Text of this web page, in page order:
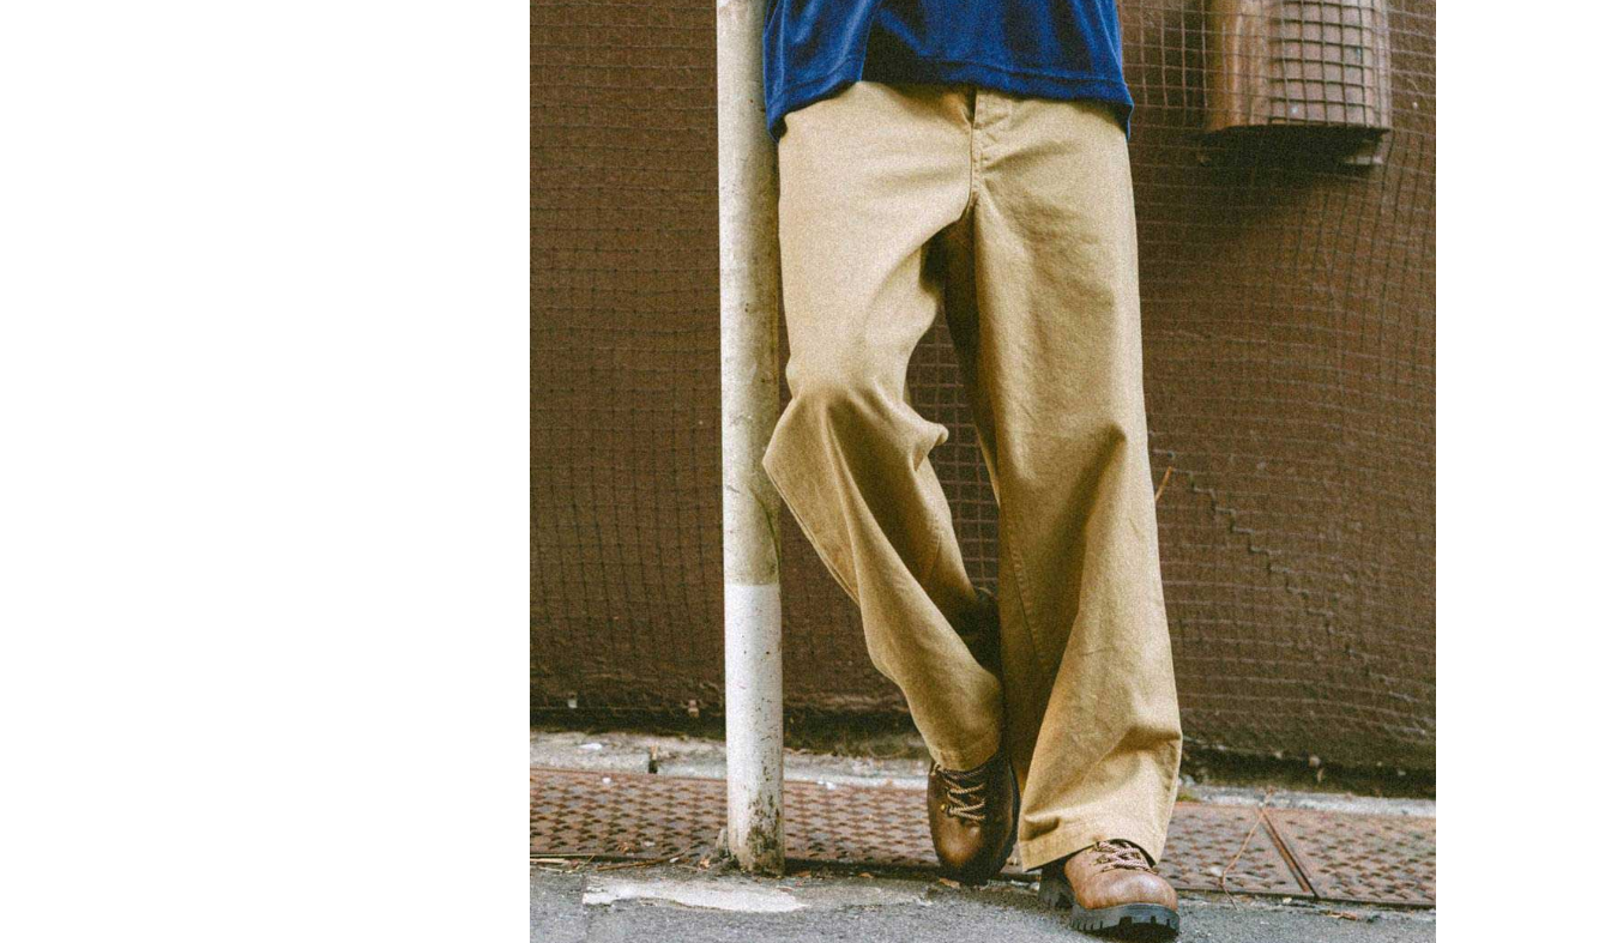
【注意事項】
１．透過由恩沛科技股份有限公司提供之「AFTEE先享後付」服務完成之
交易，需依本服務之必要範圍內提供個人資料，並將交易相關給付款項請
求債權轉讓予恩沛科技股份有限公司。
２．關於個人資料處理事宜，請瀏覽以下網址：https://aftee.tw/terms/#terms3
３．未成年的使用者請事先徵得法定代理人或監護人之同意方可使用
「AFTEE先享後付」，若未經同意申辦者引起之損失，本公司不負相關責
任。
４．使用「AFTEE先享後付」時，將依據個別帳號之用戶狀況，依本公司
即時審查核予不同之上限額度；若仍有額度不足之情形，本公司將視審查
結果請求用戶進行身份認證。
５．嚴禁一人註冊多個帳號或使用他人資訊註冊。若發現惡意使用之情
形，恩沛科技股份有限公司將有權停止該用戶之使用額度並採取法律行
動。
每筆NT$80，滿NT$1,500(含以上)免運費